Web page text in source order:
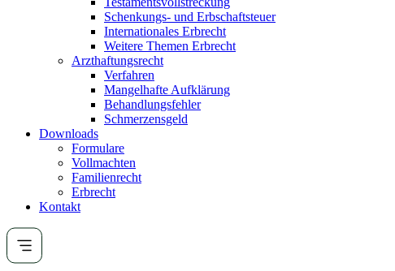
Schenkungs- und Erbschaftsteuer
Internationales Erbrecht
Weitere Themen Erbrecht
Arzthaftungsrecht
Verfahren
Mangelhafte Aufklärung
Behandlungsfehler
Schmerzensgeld
Downloads
Formulare
Vollmachten
Familienrecht
Erbrecht
Kontakt